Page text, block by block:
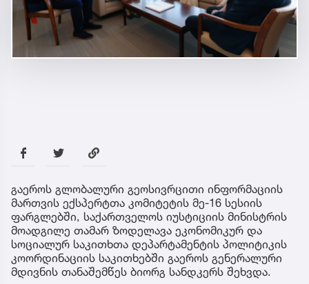
გაეროს გლობალური გეოსივრცითი ინფორმაციის
მართვის ექსპერტთა კომიტეტის მე-16 სესიის
ფარგლებში, საქართველოს იუსტიციის მინისტრის
მოადგილე თამარ ზოდელავა ეკონომიკურ და
სოციალურ საკითხთა დეპარტამენტის პოლიტიკის
კოორდინაციის საკითხებში გაეროს გენერალური
მდივნის თანაშემწეს ბიორგ სანდკერს შეხვდა.